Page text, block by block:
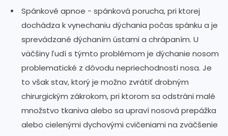
Spánkové apnoe - spánková porucha, pri ktorej
dochádza k vynechaniu dýchania počas spánku a je
sprevádzané dýchaním ústami a chrápaním. U
väčšiny ľudí s týmto problémom je dýchanie nosom
problematické z dôvodu nepriechodnosti nosa. Je
to však stav, ktorý je možno zvrátiť drobným
chirurgickým zákrokom, pri ktorom sa odstráni malé
množstvo tkaniva alebo sa upraví nosová prepážka
alebo cielenými dychovými cvičeniami na zväčšenie